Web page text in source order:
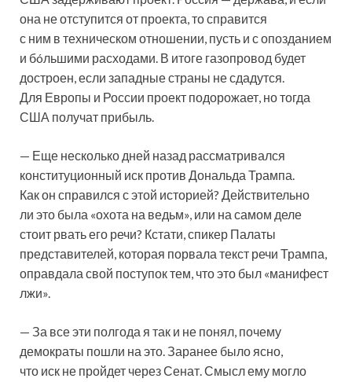
она не отступится от проекта, то справится
с ним в техническом отношении, пусть и с опозданием
и бóльшими расходами. В итоге газопровод будет
достроен, если западные страны не сдадутся.
Для Европы и России проект подорожает, но тогда
США получат прибыль.
— Еще несколько дней назад рассматривался
конституционный иск против Дональда Трампа.
Как он справился с этой историей? Действительно
ли это была «охота на ведьм», или на самом деле
стоит рвать его речи? Кстати, спикер Палаты
представителей, которая порвала текст речи Трампа,
оправдала свой поступок тем, что это был «манифест
лжи».
— За все эти полгода я так и не понял, почему
демократы пошли на это. Заранее было ясно,
что иск не пройдет через Сенат. Смысл ему могло